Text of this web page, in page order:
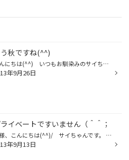
秋ですね(^^)
こんにちは(^^) いつもお馴染みのサイちゃんでーす(^^)v 最近、徐々に涼しくなってきましたね(>
年9月26日
イベートですいません（＾＾；
皆様、こんにちは(^^)/ サイちゃんです。 先日、愛車のステップちゃんとお別れをしてきました(ＴＴ) 約6年間の長い付き合いでした。 いろんな思い出がいっぱい詰まった愛車でした。 最後にラストＲＵＮで江ノ島へ行きお別れしました。 長い間お疲れ様でした。そしてありがとう(^^)/ という事で、 ...
年9月13日